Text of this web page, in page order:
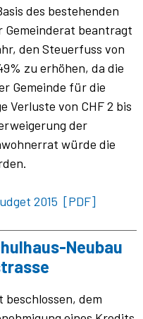
des bestehenden
Gemeinderat beantragt
den Steuerfuss von
zu erhöhen, da die
Gemeinde für die
Verluste von CHF 2 bis
der
würde die
2015 [PDF]
Neubau
beschlossen, dem